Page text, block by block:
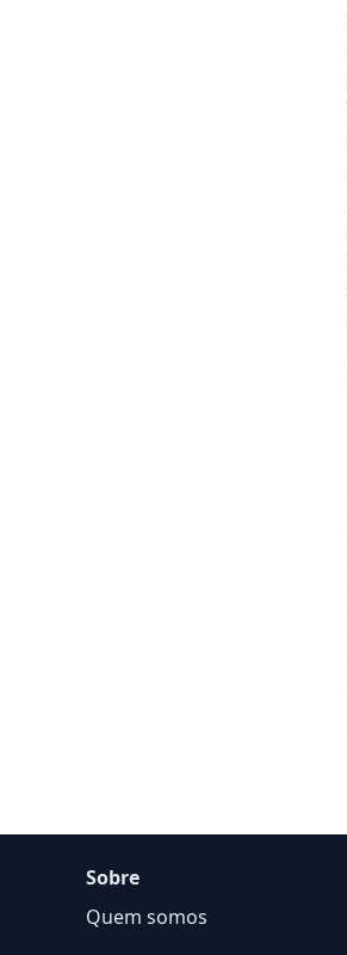
Sobre
Quem somos